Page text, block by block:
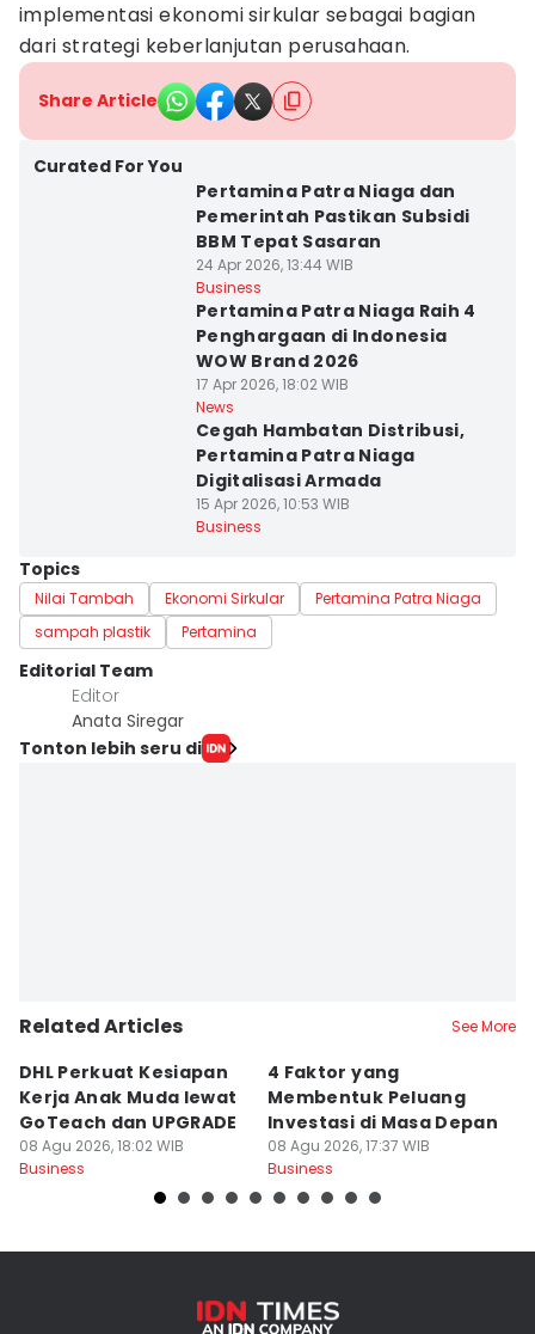
implementasi ekonomi sirkular sebagai bagian
dari strategi keberlanjutan perusahaan.
Share Article
Curated For You
Pertamina Patra Niaga dan
Pemerintah Pastikan Subsidi
BBM Tepat Sasaran
24 Apr 2026, 13:44 WIB
Business
Pertamina Patra Niaga Raih 4
Penghargaan di Indonesia
WOW Brand 2026
17 Apr 2026, 18:02 WIB
News
Cegah Hambatan Distribusi,
Pertamina Patra Niaga
Digitalisasi Armada
15 Apr 2026, 10:53 WIB
Business
Topics
Nilai Tambah Ekonomi Sirkular
Pertamina Patra Niaga
sampah plastik
Pertamina
Editorial Team
Editor
Anata Siregar
Tonton lebih seru di
Related Articles See More
DHL Perkuat Kesiapan
Kerja Anak Muda lewat
GoTeach dan UPGRADE
08 Agu 2026, 18:02 WIB
Business
4 Faktor yang
Membentuk Peluang
Investasi di Masa Depan
08 Agu 2026, 17:37 WIB
Business